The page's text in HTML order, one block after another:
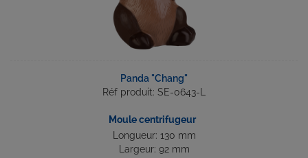
Panda "Chang"
Réf produit: SE-0643-L
Moule centrifugeur
Longueur: 130 mm
Largeur: 92 mm